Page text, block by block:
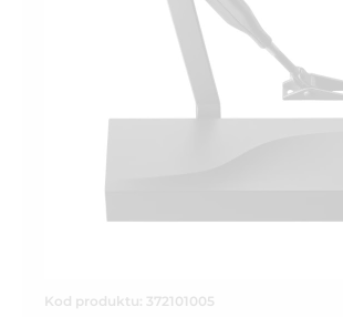
Kod produktu: 372101005